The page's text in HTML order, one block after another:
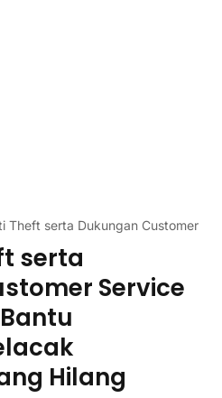
Theft serta Dukungan Customer
serta
Service
Hilang